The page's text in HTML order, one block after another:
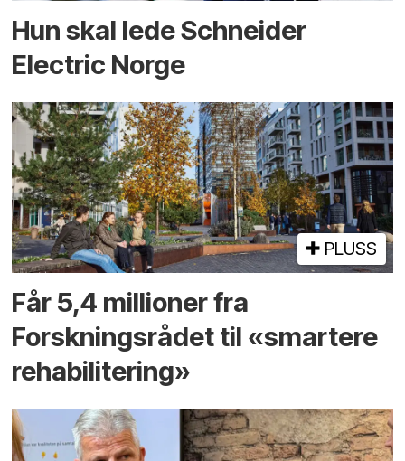
Hun skal lede Schneider
Electric Norge
PLUSS
Får 5,4 millioner fra
Forskningsrådet til «smartere
rehabilitering»